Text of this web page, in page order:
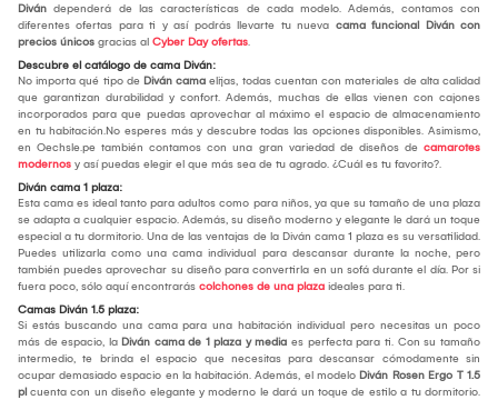
Diván dependerá de las características de cada modelo. Además, contamos con
diferentes ofertas para ti y así podrás llevarte tu nueva cama funcional Diván con
precios únicos gracias al Cyber Day ofertas.
Descubre el catálogo de cama Diván:
No importa qué tipo de Diván cama elijas, todas cuentan con materiales de alta calidad
que garantizan durabilidad y confort. Además, muchas de ellas vienen con cajones
incorporados para que puedas aprovechar al máximo el espacio de almacenamiento
en tu habitación.No esperes más y descubre todas las opciones disponibles. Asimismo,
en Oechsle.pe también contamos con una gran variedad de diseños de camarotes
modernos y así puedas elegir el que más sea de tu agrado. ¿Cuál es tu favorito?.
Diván cama 1 plaza:
Esta cama es ideal tanto para adultos como para niños, ya que su tamaño de una plaza
se adapta a cualquier espacio. Además, su diseño moderno y elegante le dará un toque
especial a tu dormitorio. Una de las ventajas de la Diván cama 1 plaza es su versatilidad.
Puedes utilizarla como una cama individual para descansar durante la noche, pero
también puedes aprovechar su diseño para convertirla en un sofá durante el día. Por si
fuera poco, sólo aquí encontrarás colchones de una plaza ideales para ti.
Camas Diván 1.5 plaza:
Si estás buscando una cama para una habitación individual pero necesitas un poco
más de espacio, la Diván cama de 1 plaza y media es perfecta para ti. Con su tamaño
intermedio, te brinda el espacio que necesitas para descansar cómodamente sin
ocupar demasiado espacio en la habitación. Además, el modelo Diván Rosen Ergo T 1.5
pl cuenta con un diseño elegante y moderno le dará un toque de estilo a tu dormitorio.